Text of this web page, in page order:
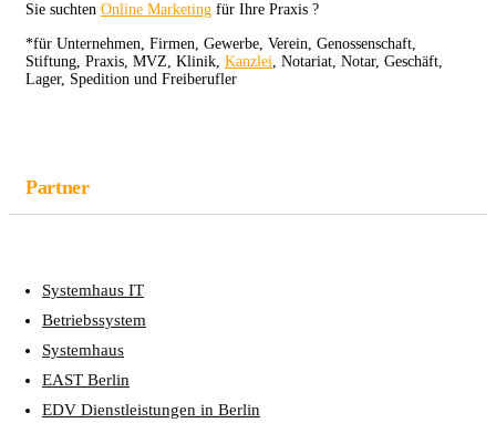
Sie suchten Online Marketing für Ihre Praxis ?
*für Unternehmen, Firmen, Gewerbe, Verein, Genossenschaft,
Stiftung, Praxis, MVZ, Klinik, Kanzlei, Notariat, Notar, Geschäft,
Lager, Spedition und Freiberufler
Partner
Systemhaus IT
Betriebssystem
Systemhaus
EAST Berlin
EDV Dienstleistungen in Berlin